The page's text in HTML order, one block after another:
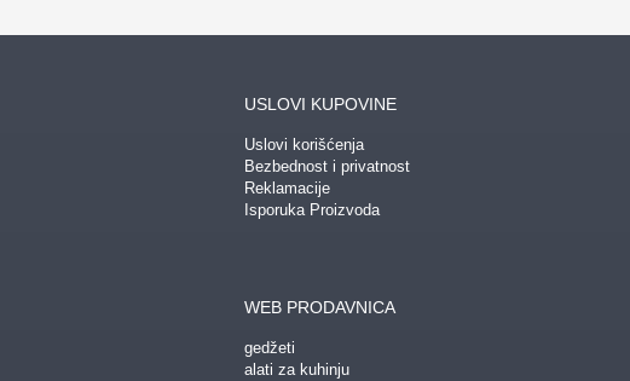
USLOVI KUPOVINE
Uslovi korišćenja
Bezbednost i privatnost
Reklamacije
Isporuka Proizvoda
WEB PRODAVNICA
gedžeti
alati za kuhinju